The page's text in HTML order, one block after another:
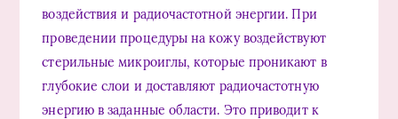
воздействия и радиочастотной энергии. При
проведении процедуры на кожу воздействуют
стерильные микроиглы, которые проникают в
глубокие слои и доставляют радиочастотную
энергию в заданные области. Это приводит к